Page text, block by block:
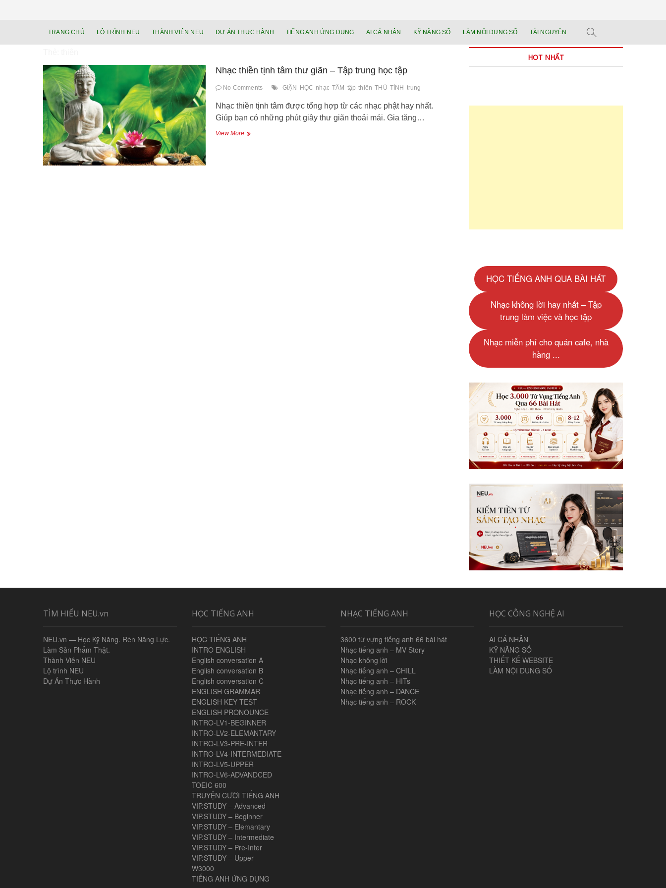
lực cá nhân trong thời đại AI
TRANG CHỦ LỘ TRÌNH NEU THÀNH VIÊN NEU DỰ ÁN THỰC HÀNH TIẾNG ANH ỨNG DỤNG AI CÁ NHÂN KỸ NĂNG SỐ LÀM NỘI DUNG SỐ TÀI NGUYÊN
Nhạc thiền tịnh tâm thư giãn – Tập trung học tập
No Comments GIẬN HỌC nhạc TẤM tập thiên THÚ TÌNH trung
Nhạc thiền tịnh tâm được tổng hợp từ các nhạc phật hay nhất.
Giúp bạn có những phút giây thư giãn thoải mái. Gia tăng…
View MoreNhạc
HOT NHẤT
HỌC TIẾNG ANH QUA BÀI HÁT
Nhạc không lời hay nhất – Tập
trung làm việc và học tập
Nhạc miễn phí cho quán cafe, nhà
hàng ...
TÌM HIỂU NEU.vn
NEU.vn — Học Kỹ Năng. Rèn Năng Lực.
Làm Sản Phẩm Thật.
Thành Viên NEU
Lộ trình NEU
Dự Án Thực Hành
HỌC TIẾNG ANH
HỌC TIẾNG ANH
INTRO ENGLISH
English conversation A
English conversation B
English conversation C
ENGLISH GRAMMAR
ENGLISH KEY TEST
ENGLISH PRONOUNCE
INTRO-LV1-BEGINNER
INTRO-LV2-ELEMANTARY
INTRO-LV3-PRE-INTER
INTRO-LV4-INTERMEDIATE
INTRO-LV5-UPPER
INTRO-LV6-ADVANDCED
TOEIC 600
TRUYỆN CƯỜI TIẾNG ANH
VIP.STUDY – Advanced
VIP.STUDY – Beginner
VIP.STUDY – Elemantary
VIP.STUDY – Intermediate
VIP.STUDY – Pre-Inter
VIP.STUDY – Upper
W3000
TIẾNG ANH ỨNG DỤNG
NHẠC TIẾNG ANH
3600 từ vựng tiếng anh 66 bài hát
Nhạc tiếng anh – MV Story
Nhạc không lời
Nhạc tiếng anh – CHILL
Nhạc tiếng anh – HITs
Nhạc tiếng anh – DANCE
Nhạc tiếng anh – ROCK
HỌC CÔNG NGHỆ AI
AI CÁ NHÂN
KỸ NĂNG SỐ
THIẾT KẾ WEBSITE
LÀM NỘI DUNG SỐ